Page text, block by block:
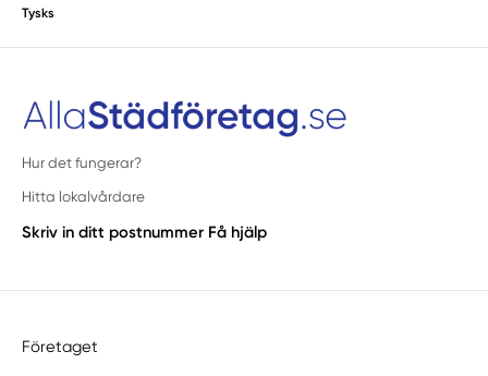
Tysks
Hur det fungerar?
Hitta lokalvårdare
Skriv in ditt postnummer Få hjälp
Företaget